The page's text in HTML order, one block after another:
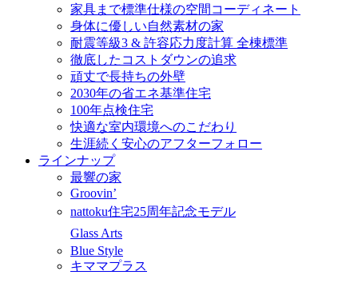
家具まで標準仕様の空間コーディネート
身体に優しい自然素材の家
耐震等級3 & 許容応力度計算 全棟標準
徹底したコストダウンの追求
頑丈で長持ちの外壁
2030年の省エネ基準住宅
100年点検住宅
快適な室内環境へのこだわり
生涯続く安心のアフターフォロー
ラインナップ
最響の家
Groovin’
nattoku住宅25周年記念モデル
Glass Arts
Blue Style
キママプラス